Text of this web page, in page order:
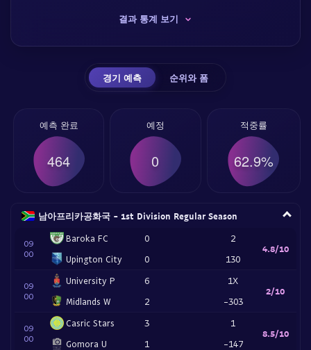
결과 통계 보기
경기 예측 순위와 폼
예측 완료
464
예정
0
적중률
62.9%
남아프리카공화국 - 1st Division Regular Season
09
00
Baroka FC
Upington City
0
0
2
130
4.8/10
09
00
University P
Midlands W
6
2
1X
-303
2/10
09
00
Casric Stars
Gomora U
3
1
1
-147
8.5/10